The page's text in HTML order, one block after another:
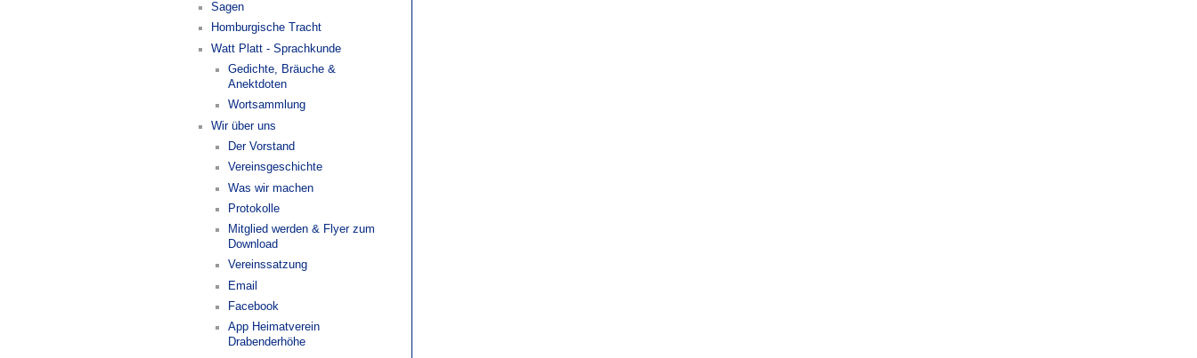
Sagen
Homburgische Tracht
Watt Platt - Sprachkunde
Gedichte, Bräuche &
Anektdoten
Wortsammlung
Wir über uns
Der Vorstand
Vereinsgeschichte
Was wir machen
Protokolle
Mitglied werden & Flyer zum
Download
Vereinssatzung
Email
Facebook
App Heimatverein
Drabenderhöhe